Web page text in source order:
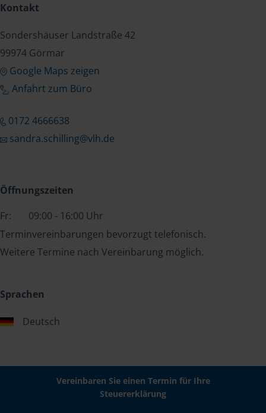
Kontakt
Sondershäuser Landstraße 42
99974 Görmar
Google Maps zeigen
Anfahrt zum Büro
0172 4666638
sandra.schilling@vlh.de
Öffnungszeiten
Fr:
09:00 - 16:00 Uhr
Terminvereinbarungen bevorzugt telefonisch.
Weitere Termine nach Vereinbarung möglich.
Sprachen
Deutsch
Vereinbaren Sie einen Termin für Ihre
Steuererklärung